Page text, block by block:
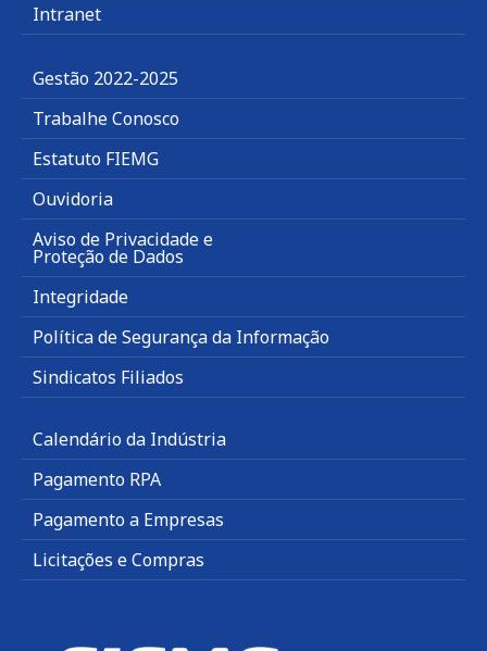
Intranet
Gestão 2022-2025
Trabalhe Conosco
Estatuto FIEMG
Ouvidoria
Aviso de Privacidade e
Proteção de Dados
Integridade
Política de Segurança da Informação
Sindicatos Filiados
Calendário da Indústria
Pagamento RPA
Pagamento a Empresas
Licitações e Compras